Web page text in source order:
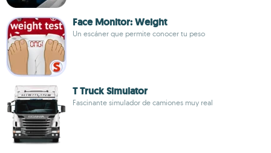
Face Monitor: Weight
Un escáner que permite conocer tu peso
T Truck Simulator
Fascinante simulador de camiones muy real